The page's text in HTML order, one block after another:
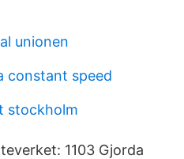
unionen
constant speed
stockholm
1103 Gjorda